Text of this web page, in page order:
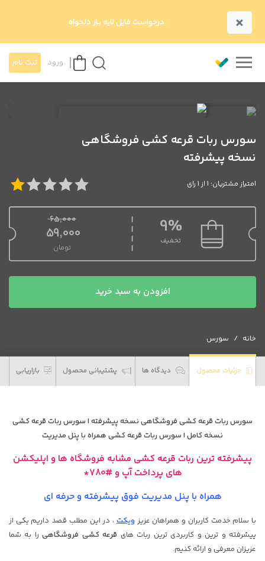
× درخواست فایل لایه باز دلخواه
ورود ثبت نام
سورس ربات قرعه کشی فروشگاهی
نسخه پیشرفته
امتیاز مشتریان: 1 از 1 رای
9%
تخفیف
65,000
قیمت اصلی 65,000 تومان بود.
59,000
تومان
قیمت فعلی 59,000 تومان است.
قرعه
فروشگاهی
نسخه
پیشرفته
افزودن به سبد خرید
خانه سورس
جزئیات محصول دیدگاه ها پشتیبانی محصول بازاریابی
سورس ربات قرعه کشی فروشگاهی نسخه پیشرفته | سورس ربات قرعه کشی
نسخه کامل | سورس ربات قرعه کشی همراه با پنل مدیریت
پیشرفته ترین ربات قرعه کشی مشابه فروشگاه ها و اپلیکشن
های پرداخت آپ و #780*
همراه با پنل مدیریت فوق پیشرفته و حرفه ای
با سلام خدمت کاربران و همراهان عزیز ویکت، در این مطلب قصد داریم یکی از
پیشرفته و ترین و کاربردی ترین ربات های قرعه کشی فروشگاهیرا به شما
عزیزان معرفی و ارائه کنیم.